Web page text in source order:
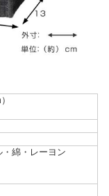
綿・レーヨン